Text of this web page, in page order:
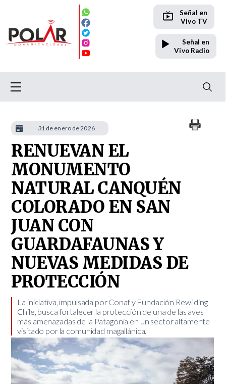
Señal en
Vivo TV
Señal en
Vivo Radio
RENUEVAN EL
MONUMENTO
NATURAL CANQUÉN
COLORADO EN SAN
JUAN CON
GUARDAFAUNAS Y
NUEVAS MEDIDAS DE
PROTECCIÓN
La iniciativa, impulsada por Conaf y Fundación Rewilding
Chile, busca fortalecer la protección de una de las aves
más amenazadas de la Patagonia en un sector altamente
visitado por la comunidad magallánica.
31 de enero de 2026